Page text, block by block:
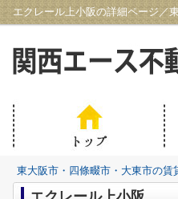
エクレール上小阪の詳細ページ／
東大阪市・四條畷市・大東市の